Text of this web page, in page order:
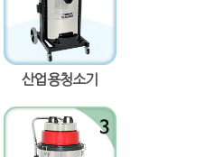
산업용청소기